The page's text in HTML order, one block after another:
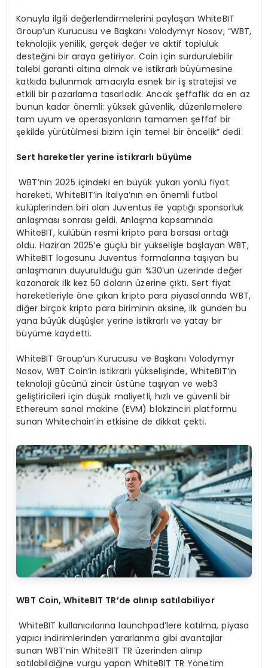
Konuyla ilgili değerlendirmelerini paylaşan WhiteBIT
Group’un Kurucusu ve Başkanı Volodymyr Nosov, “WBT,
teknolojik yenilik, gerçek değer ve aktif topluluk
desteğini bir araya getiriyor. Coin için sürdürülebilir
talebi garanti altına almak ve istikrarlı büyümesine
katkıda bulunmak amacıyla esnek bir iş stratejisi ve
etkili bir pazarlama tasarladık. Ancak şeffaflık da en az
bunun kadar önemli: yüksek güvenlik, düzenlemelere
tam uyum ve operasyonların tamamen şeffaf bir
şekilde yürütülmesi bizim için temel bir öncelik” dedi.
Sert hareketler yerine istikrarlı büyüme
WBT’nin 2025 içindeki en büyük yukarı yönlü fiyat
hareketi, WhiteBIT’in İtalya’nın en önemli futbol
kulüplerinden biri olan Juventus ile yaptığı sponsorluk
anlaşması sonrası geldi. Anlaşma kapsamında
WhiteBIT, kulübün resmi kripto para borsası ortağı
oldu. Haziran 2025’e güçlü bir yükselişle başlayan WBT,
WhiteBIT logosunu Juventus formalarına taşıyan bu
anlaşmanın duyurulduğu gün %30’un üzerinde değer
kazanarak ilk kez 50 doların üzerine çıktı. Sert fiyat
hareketleriyle öne çıkan kripto para piyasalarında WBT,
diğer birçok kripto para biriminin aksine, ilk günden bu
yana büyük düşüşler yerine istikrarlı ve yatay bir
büyüme kaydetti.
WhiteBIT Group’un Kurucusu ve Başkanı Volodymyr
Nosov, WBT Coin’in istikrarlı yükselişinde, WhiteBIT’in
teknoloji gücünü zincir üstüne taşıyan ve web3
geliştiricileri için düşük maliyetli, hızlı ve güvenli bir
Ethereum sanal makine (EVM) blokzinciri platformu
sunan Whitechain’in etkisine de dikkat çekti.
WBT Coin, WhiteBIT TR’de alınıp satılabiliyor
WhiteBIT kullanıcılarına launchpad’lere katılma, piyasa
yapıcı indirimlerinden yararlanma gibi avantajlar
sunan WBT’nin WhiteBIT TR üzerinden alınıp
satılabildiğine vurgu yapan WhiteBIT TR Yönetim